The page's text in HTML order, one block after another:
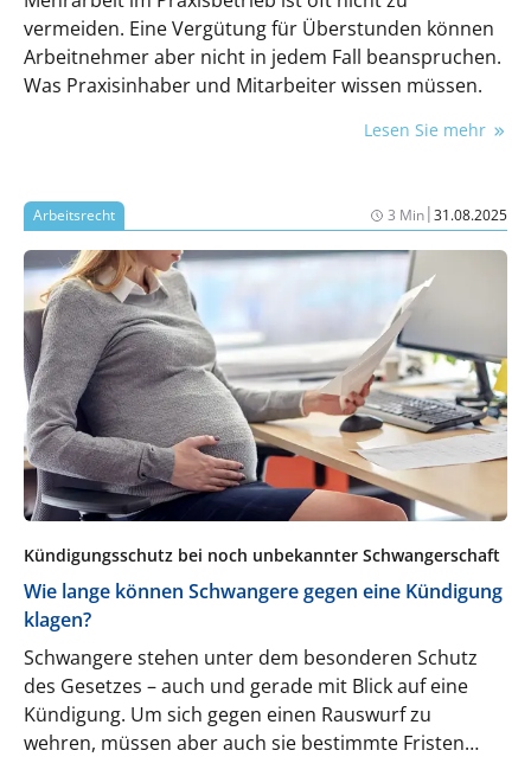
vermeiden. Eine Vergütung für Überstunden können
Arbeitnehmer aber nicht in jedem Fall beanspruchen.
Was Praxisinhaber und Mitarbeiter wissen müssen.
Lesen Sie mehr
Arbeitsrecht 3 Min|31.08.2025
Kündigungsschutz bei noch unbekannter Schwangerschaft
Wie lange können Schwangere gegen eine Kündigung
klagen?
Schwangere stehen unter dem besonderen Schutz
des Gesetzes – auch und gerade mit Blick auf eine
Kündigung. Um sich gegen einen Rauswurf zu
wehren, müssen aber auch sie bestimmte Fristen